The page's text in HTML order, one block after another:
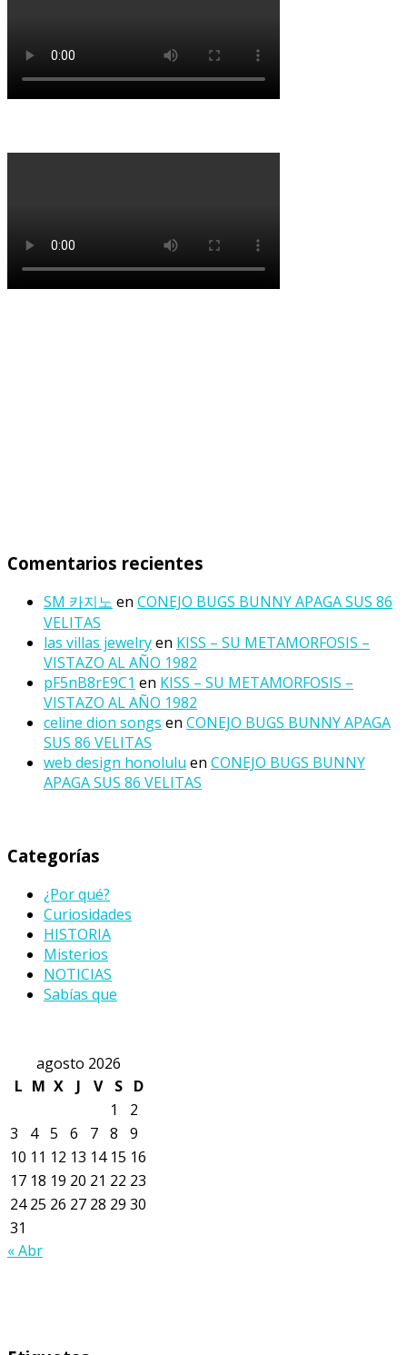
Comentarios recientes
SM 카지노 en CONEJO BUGS BUNNY APAGA SUS 86
VELITAS
las villas jewelryen KISS – SU METAMORFOSIS –
VISTAZO AL AÑO 1982
pF5nB8rE9C1 en KISS – SU METAMORFOSIS –
VISTAZO AL AÑO 1982
celine dion songs en CONEJO BUGS BUNNY APAGA
SUS 86 VELITAS
web design honolulu en CONEJO BUGS BUNNY
APAGA SUS 86 VELITAS
Categorías
¿Por qué?
Curiosidades
HISTORIA
Misterios
NOTICIAS
Sabías que
agosto 2026
L M X J V S
D
1
2
3
4 5 6 7 8
9
10 11 12 13 14 15 16
17 18 19 20 21 22 23
24 25 26 27 28 29 30
31
« Abr